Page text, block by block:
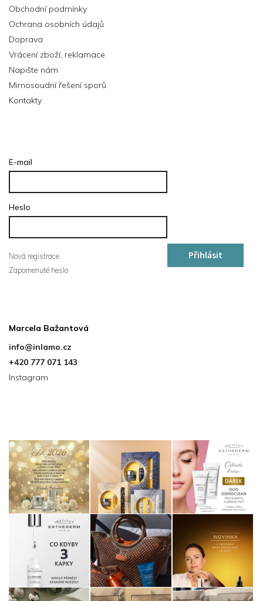
Obchodní podmínky
Ochrana osobních údajů
Doprava
Vrácení zboží, reklamace
Napište nám
Mimosoudní řešení sporů
Kontakty
E-mail
Heslo
Přihlásit
Nová registrace
Zapomenuté heslo
Marcela Bažantová
info@inlamo.cz
+420 777 071 143
Instagram